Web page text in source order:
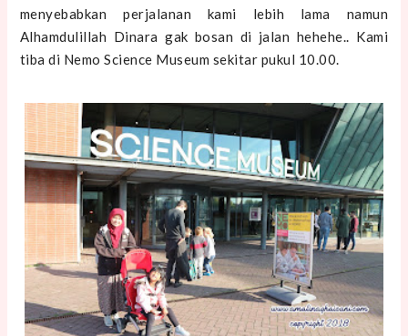
menyebabkan perjalanan kami lebih lama namun
Alhamdulillah Dinara gak bosan di jalan hehehe.. Kami
tiba di Nemo Science Museum sekitar pukul 10.00.